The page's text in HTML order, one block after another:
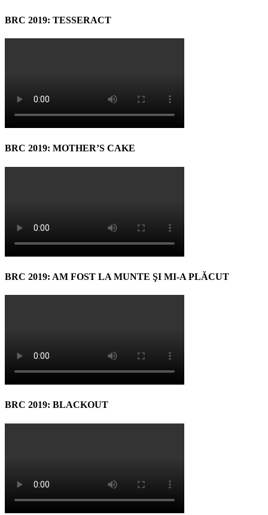
BRC 2019: TESSERACT
BRC 2019: MOTHER’S CAKE
BRC 2019: AM FOST LA MUNTE ŞI MI-A PLĂCUT
BRC 2019: BLACKOUT